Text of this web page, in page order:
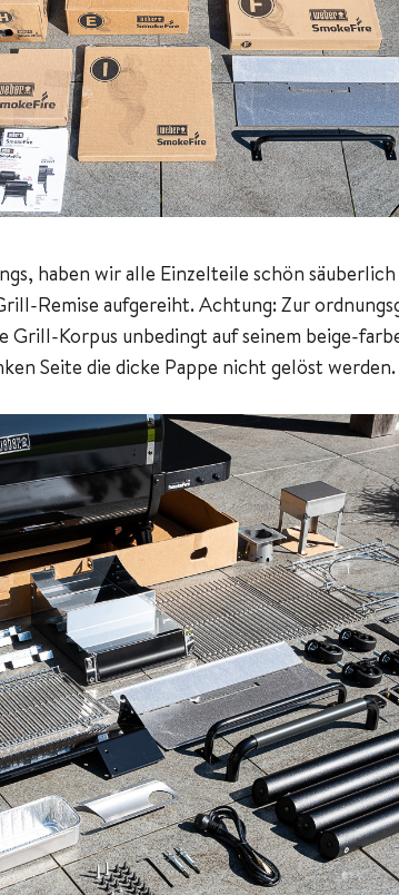
haben wir alle Einzelteile schön säuberlich
Remise aufgereiht. Achtung: Zur
Grill-Korpus unbedingt auf seinem beige-
Seite die dicke Pappe nicht gelöst werden.